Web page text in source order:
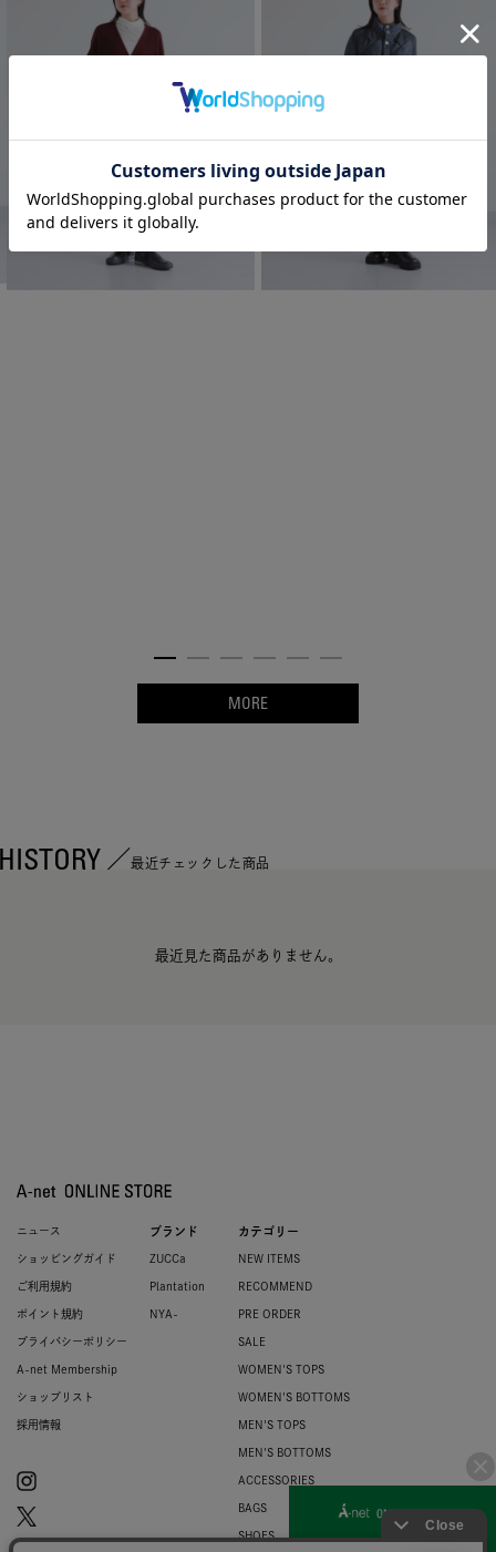
MORE
最近チェックした商品
最近見た商品がありません。
ニュース
ショッピングガイド
ご利用規約
ポイント規約
プライバシーポリシー
A-net Membership
ショップリスト
採用情報
ブランド
ZUCCa
Plantation
NYA-
カテゴリー
NEW ITEMS
RECOMMEND
PRE ORDER
SALE
WOMEN'S TOPS
WOMEN'S BOTTOMS
MEN'S TOPS
MEN'S BOTTOMS
ACCESSORIES
BAGS
SHOES